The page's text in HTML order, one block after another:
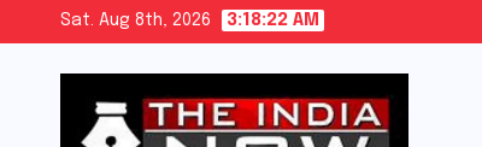
Sat. Aug 8th, 2026 3:18:24 AM